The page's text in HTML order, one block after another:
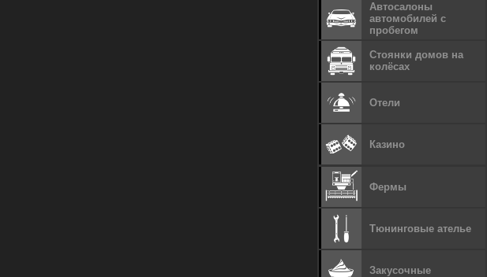
Автосалоны
автомобилей с
пробегом
Стоянки домов на
колёсах
Отели
Казино
Фермы
Тюнинговые ателье
Закусочные